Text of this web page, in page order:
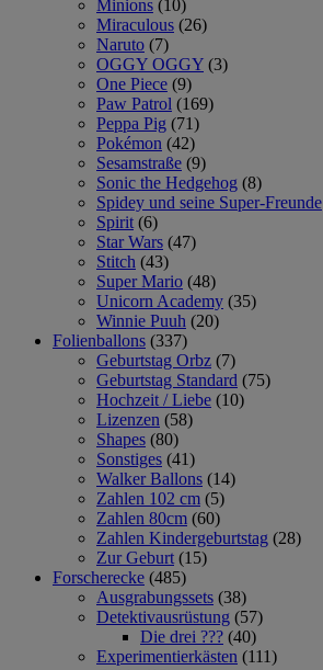
Minions (10)
Miraculous (26)
Naruto (7)
OGGY OGGY (3)
One Piece (9)
Paw Patrol (169)
Peppa Pig (71)
Pokémon (42)
Sesamstraße (9)
Sonic the Hedgehog (8)
Spidey und seine Super-Freunde
Spirit (6)
Star Wars (47)
Stitch (43)
Super Mario (48)
Unicorn Academy (35)
Winnie Puuh (20)
Folienballons (337)
Geburtstag Orbz (7)
Geburtstag Standard (75)
Hochzeit / Liebe (10)
Lizenzen (58)
Shapes (80)
Sonstiges (41)
Walker Ballons (14)
Zahlen 102 cm (5)
Zahlen 80cm (60)
Zahlen Kindergeburtstag (28)
Zur Geburt (15)
Forscherecke (485)
Ausgrabungssets (38)
Detektivausrüstung (57)
Die drei ??? (40)
Experimentierkästen (111)